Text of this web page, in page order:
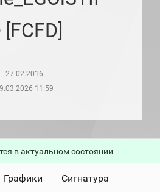
[FCFD]
27.02.2016
11:59
в актуальном состоянии
Графики Сигнатура